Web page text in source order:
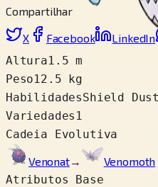
Compartilhar
X Facebook LinkedIn
Altura1.5 m
Peso12.5 kg
HabilidadesShield Dust
Variedades 1
Cadeia Evolutiva
Venonat→
Venomoth
Atributos Base